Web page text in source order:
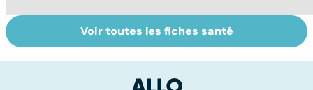
L'anosmie,
l'odorat en moins
AVC : quand le
cerveau fait une
Voir toutes les fiches santé